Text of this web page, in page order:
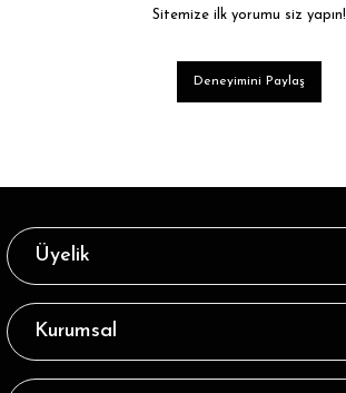
Sitemize ilk yorumu siz yapın!
Deneyimini Paylaş
Üyelik
Kurumsal